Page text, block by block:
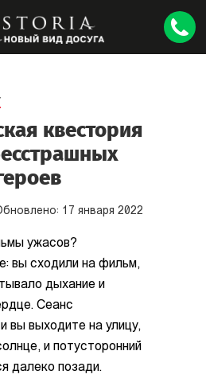
квестория
17 января 2022
ужасов?
вы сходили на фильм,
дыхание и
Сеанс
вы выходите на улицу,
и потусторонний
далеко позади.